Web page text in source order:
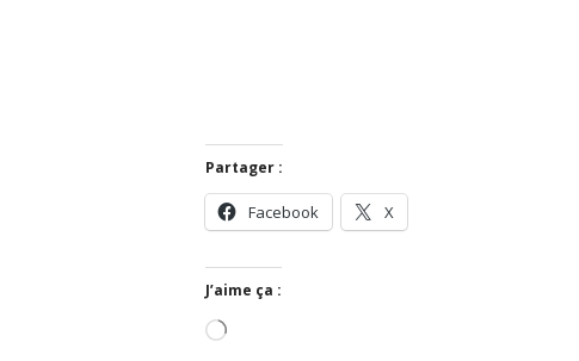
Partager :
Facebook X
J’aime ça :
Chargement…